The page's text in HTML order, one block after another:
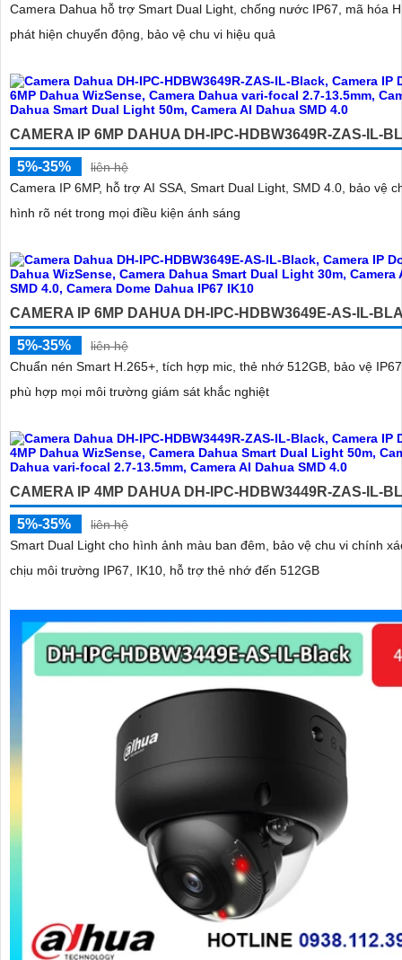
Camera Dahua hỗ trợ Smart Dual Light, chống nước IP67, mã hóa
phát hiện chuyển động, bảo vệ chu vi hiệu quả
CAMERA IP 6MP DAHUA DH-IPC-HDBW3649R-ZAS-IL-
5%-35%
liên hệ
Camera IP 6MP, hỗ trợ AI SSA, Smart Dual Light, SMD 4.0, bảo vệ
hình rõ nét trong mọi điều kiện ánh sáng
CAMERA IP 6MP DAHUA DH-IPC-HDBW3649E-AS-IL-
5%-35%
liên hệ
Chuẩn nén Smart H.265+, tích hợp mic, thẻ nhớ 512GB, bảo vệ
phù hợp mọi môi trường giám sát khắc nghiệt
CAMERA IP 4MP DAHUA DH-IPC-HDBW3449R-ZAS-IL-
5%-35%
liên hệ
Smart Dual Light cho hình ảnh màu ban đêm, bảo vệ chu vi chính
chịu môi trường IP67, IK10, hỗ trợ thẻ nhớ đến 512GB